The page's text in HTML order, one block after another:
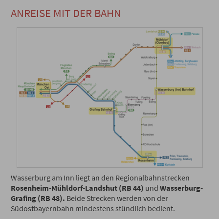
ANREISE MIT DER BAHN
Wasserburg am Inn liegt an den Regionalbahnstrecken
Rosenheim-Mühldorf-Landshut (RB 44) undWasserburg-
Grafing (RB 48). Beide Strecken werden von der
Südostbayernbahn mindestens stündlich bedient.